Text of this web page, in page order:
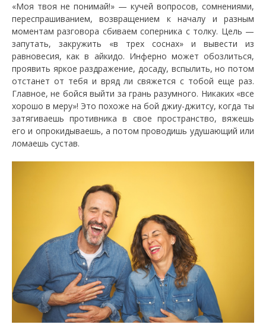
«Моя твоя не понимай!» — кучей вопросов, сомнениями,
переспрашиванием, возвращением к началу и разным
моментам разговора сбиваем соперника с толку. Цель —
запутать, закружить «в трех соснах» и вывести из
равновесия, как в айкидо. Инферно может обозлиться,
проявить яркое раздражение, досаду, вспылить, но потом
отстанет от тебя и вряд ли свяжется с тобой еще раз.
Главное, не бойся выйти за грань разумного. Никаких «все
хорошо в меру»! Это похоже на бой джиу-джитсу, когда ты
затягиваешь противника в свое пространство, вяжешь
его и опрокидываешь, а потом проводишь удушающий или
ломаешь сустав.